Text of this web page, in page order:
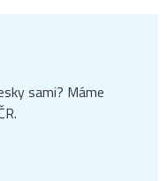
sami? Máme